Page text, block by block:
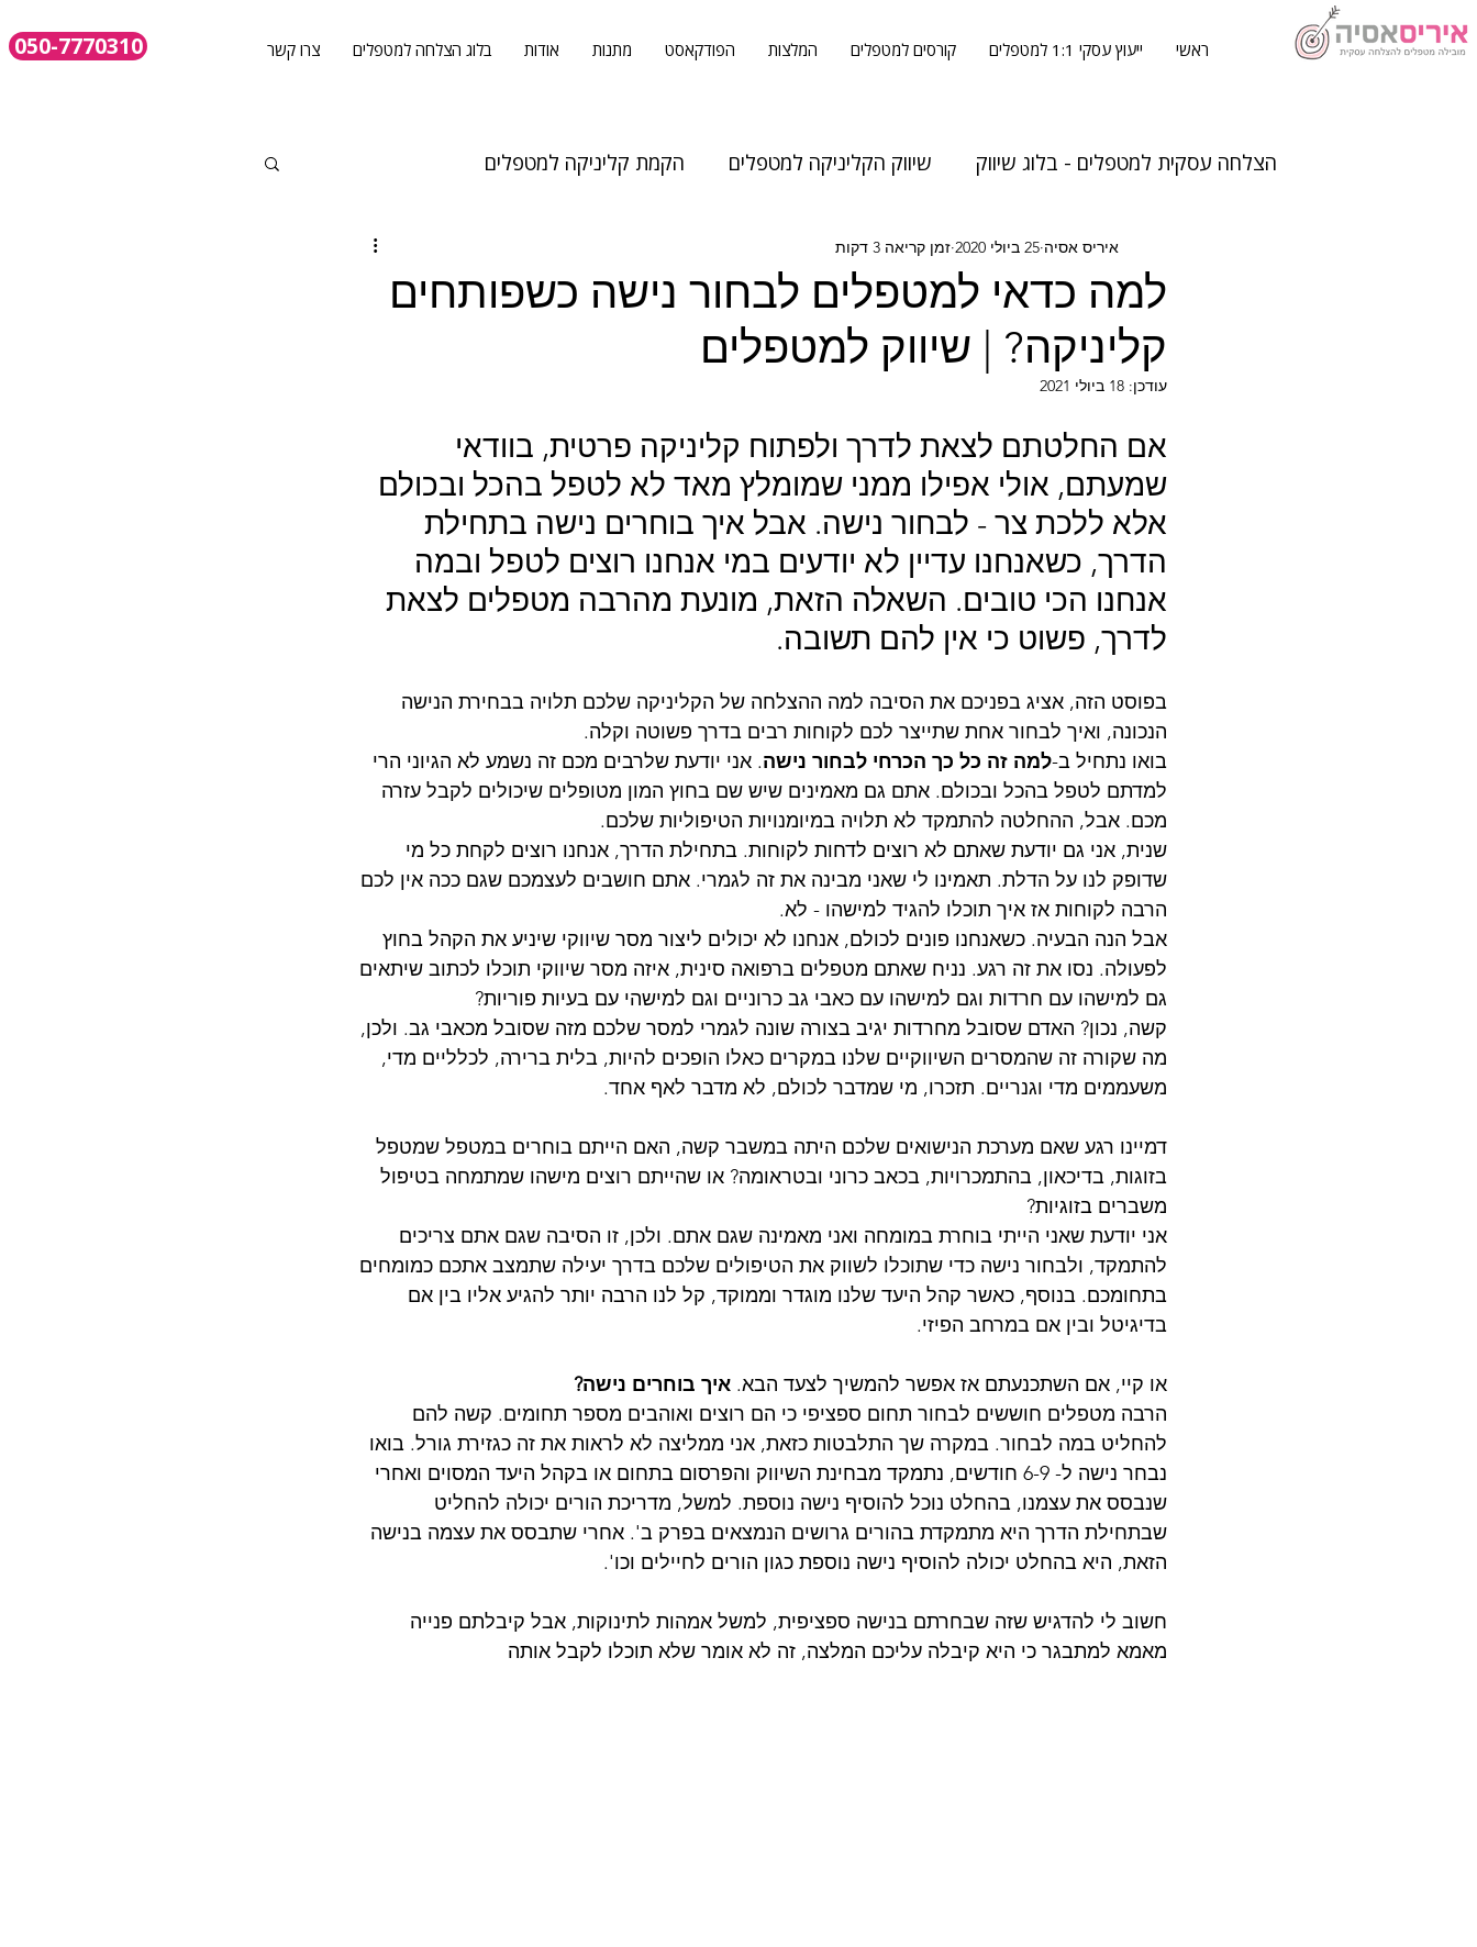
050-7770310 ראשי ייעוץ עסקי 1:1 למטפלים קורסים למטפלים המלצות הפודקאסט מתנות אודות בלוג הצלחה למטפלים צרו קשר
הצלחה עסקית למטפלים - בלוג שיווק שיווק הקליניקה למטפלים הקמת קליניקה למטפלים
בידול וייחוד למטפלים
למה כדאי למטפלים לבחור נישה כשפותחים
קליניקה? | שיווק למטפלים
איריס אסיה 25 ביולי 2020 זמן קריאה 3 דקות
עודכן: 18 ביולי 2021
אם החלטתם לצאת לדרך ולפתוח קליניקה פרטית, בוודאי
שמעתם, אולי אפילו ממני שמומלץ מאד לא לטפל בהכל ובכולם
אלא ללכת צר - לבחור נישה. אבל איך בוחרים נישה בתחילת
הדרך, כשאנחנו עדיין לא יודעים במי אנחנו רוצים לטפל ובמה
אנחנו הכי טובים. השאלה הזאת, מונעת מהרבה מטפלים לצאת
לדרך, פשוט כי אין להם תשובה.
בפוסט הזה, אציג בפניכם את הסיבה למה ההצלחה של הקליניקה שלכם תלויה בבחירת הנישה
הנכונה, ואיך לבחור אחת שתייצר לכם לקוחות רבים בדרך פשוטה וקלה.
בואו נתחיל ב-למה זה כל כך הכרחי לבחור נישה. אני יודעת שלרבים מכם זה נשמע לא הגיוני הרי
למדתם לטפל בהכל ובכולם. אתם גם מאמינים שיש שם בחוץ המון מטופלים שיכולים לקבל עזרה
מכם. אבל, ההחלטה להתמקד לא תלויה במיומנויות הטיפוליות שלכם.
שנית, אני גם יודעת שאתם לא רוצים לדחות לקוחות. בתחילת הדרך, אנחנו רוצים לקחת כל מי
שדופק לנו על הדלת. תאמינו לי שאני מבינה את זה לגמרי. אתם חושבים לעצמכם שגם ככה אין לכם
הרבה לקוחות אז איך תוכלו להגיד למישהו - לא.
אבל הנה הבעיה. כשאנחנו פונים לכולם, אנחנו לא יכולים ליצור מסר שיווקי שיניע את הקהל בחוץ
לפעולה. נסו את זה רגע. נניח שאתם מטפלים ברפואה סינית, איזה מסר שיווקי תוכלו לכתוב שיתאים
גם למישהו עם חרדות וגם למישהו עם כאבי גב כרוניים וגם למישהי עם בעיות פוריות?
קשה, נכון? האדם שסובל מחרדות יגיב בצורה שונה לגמרי למסר שלכם מזה שסובל מכאבי גב. ולכן,
מה שקורה זה שהמסרים השיווקיים שלנו במקרים כאלו הופכים להיות, בלית ברירה, לכלליים מדי,
משעממים מדי וגנריים. תזכרו, מי שמדבר לכולם, לא מדבר לאף אחד.
דמיינו רגע שאם מערכת הנישואים שלכם היתה במשבר קשה, האם הייתם בוחרים במטפל שמטפל
בזוגות, בדיכאון, בהתמכרויות, בכאב כרוני ובטראומה? או שהייתם רוצים מישהו שמתמחה בטיפול
משברים בזוגיות?
אני יודעת שאני הייתי בוחרת במומחה ואני מאמינה שגם אתם. ולכן, זו הסיבה שגם אתם צריכים
להתמקד, ולבחור נישה כדי שתוכלו לשווק את הטיפולים שלכם בדרך יעילה שתמצב אתכם כמומחים
בתחומכם. בנוסף, כאשר קהל היעד שלנו מוגדר וממוקד, קל לנו הרבה יותר להגיע אליו בין אם
בדיגיטל ובין אם במרחב הפיזי.
או קיי, אם השתכנעתם אז אפשר להמשיך לצעד הבא. איך בוחרים נישה?
הרבה מטפלים חוששים לבחור תחום ספציפי כי הם רוצים ואוהבים מספר תחומים. קשה להם
להחליט במה לבחור. במקרה שך התלבטות כזאת, אני ממליצה לא לראות את זה כגזירת גורל. בואו
נבחר נישה ל- 6-9 חודשים, נתמקד מבחינת השיווק והפרסום בתחום או בקהל היעד המסוים ואחרי
שנבסס את עצמנו, בהחלט נוכל להוסיף נישה נוספת. למשל, מדריכת הורים יכולה להחליט
שבתחילת הדרך היא מתמקדת בהורים גרושים הנמצאים בפרק ב'. אחרי שתבסס את עצמה בנישה
הזאת, היא בהחלט יכולה להוסיף נישה נוספת כגון הורים לחיילים וכו'.
חשוב לי להדגיש שזה שבחרתם בנישה ספציפית, למשל אמהות לתינוקות, אבל קיבלתם פנייה
מאמא למתבגר כי היא קיבלה עליכם המלצה, זה לא אומר שלא תוכלו לקבל אותה